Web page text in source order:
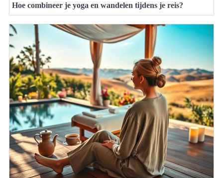
Hoe combineer je yoga en wandelen tijdens je reis?